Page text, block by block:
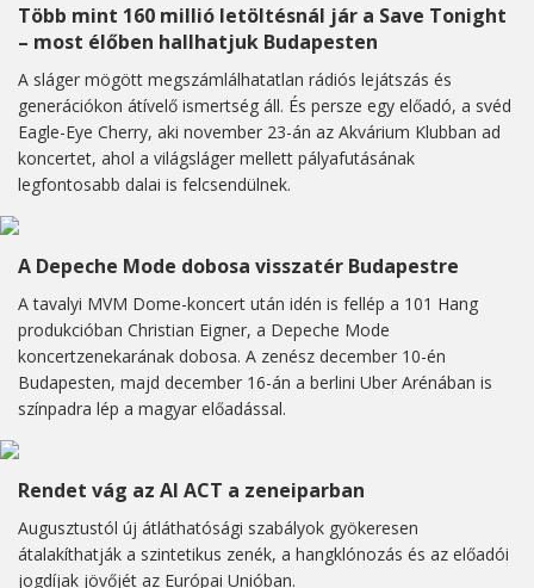
Több mint 160 millió letöltésnál jár a Save Tonight
– most élőben hallhatjuk Budapesten
A sláger mögött megszámlálhatatlan rádiós lejátszás és
generációkon átívelő ismertség áll. És persze egy előadó, a svéd
Eagle-Eye Cherry, aki november 23-án az Akvárium Klubban ad
koncertet, ahol a világsláger mellett pályafutásának
legfontosabb dalai is felcsendülnek.
A Depeche Mode dobosa visszatér Budapestre
A tavalyi MVM Dome-koncert után idén is fellép a 101 Hang
produkcióban Christian Eigner, a Depeche Mode
koncertzenekarának dobosa. A zenész december 10-én
Budapesten, majd december 16-án a berlini Uber Arénában is
színpadra lép a magyar előadással.
Rendet vág az AI ACT a zeneiparban
Augusztustól új átláthatósági szabályok gyökeresen
átalakíthatják a szintetikus zenék, a hangklónozás és az előadói
jogdíjak jövőjét az Európai Unióban.